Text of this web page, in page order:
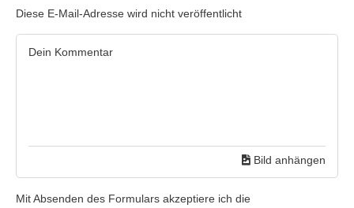
Diese E-Mail-Adresse wird nicht veröffentlicht
Bild anhängen
Mit Absenden des Formulars akzeptiere ich die